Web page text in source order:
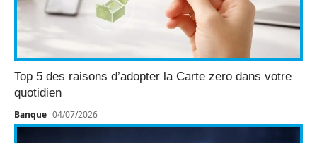
Top 5 des raisons d’adopter la Carte zero dans votre
quotidien
Banque 04/07/2026